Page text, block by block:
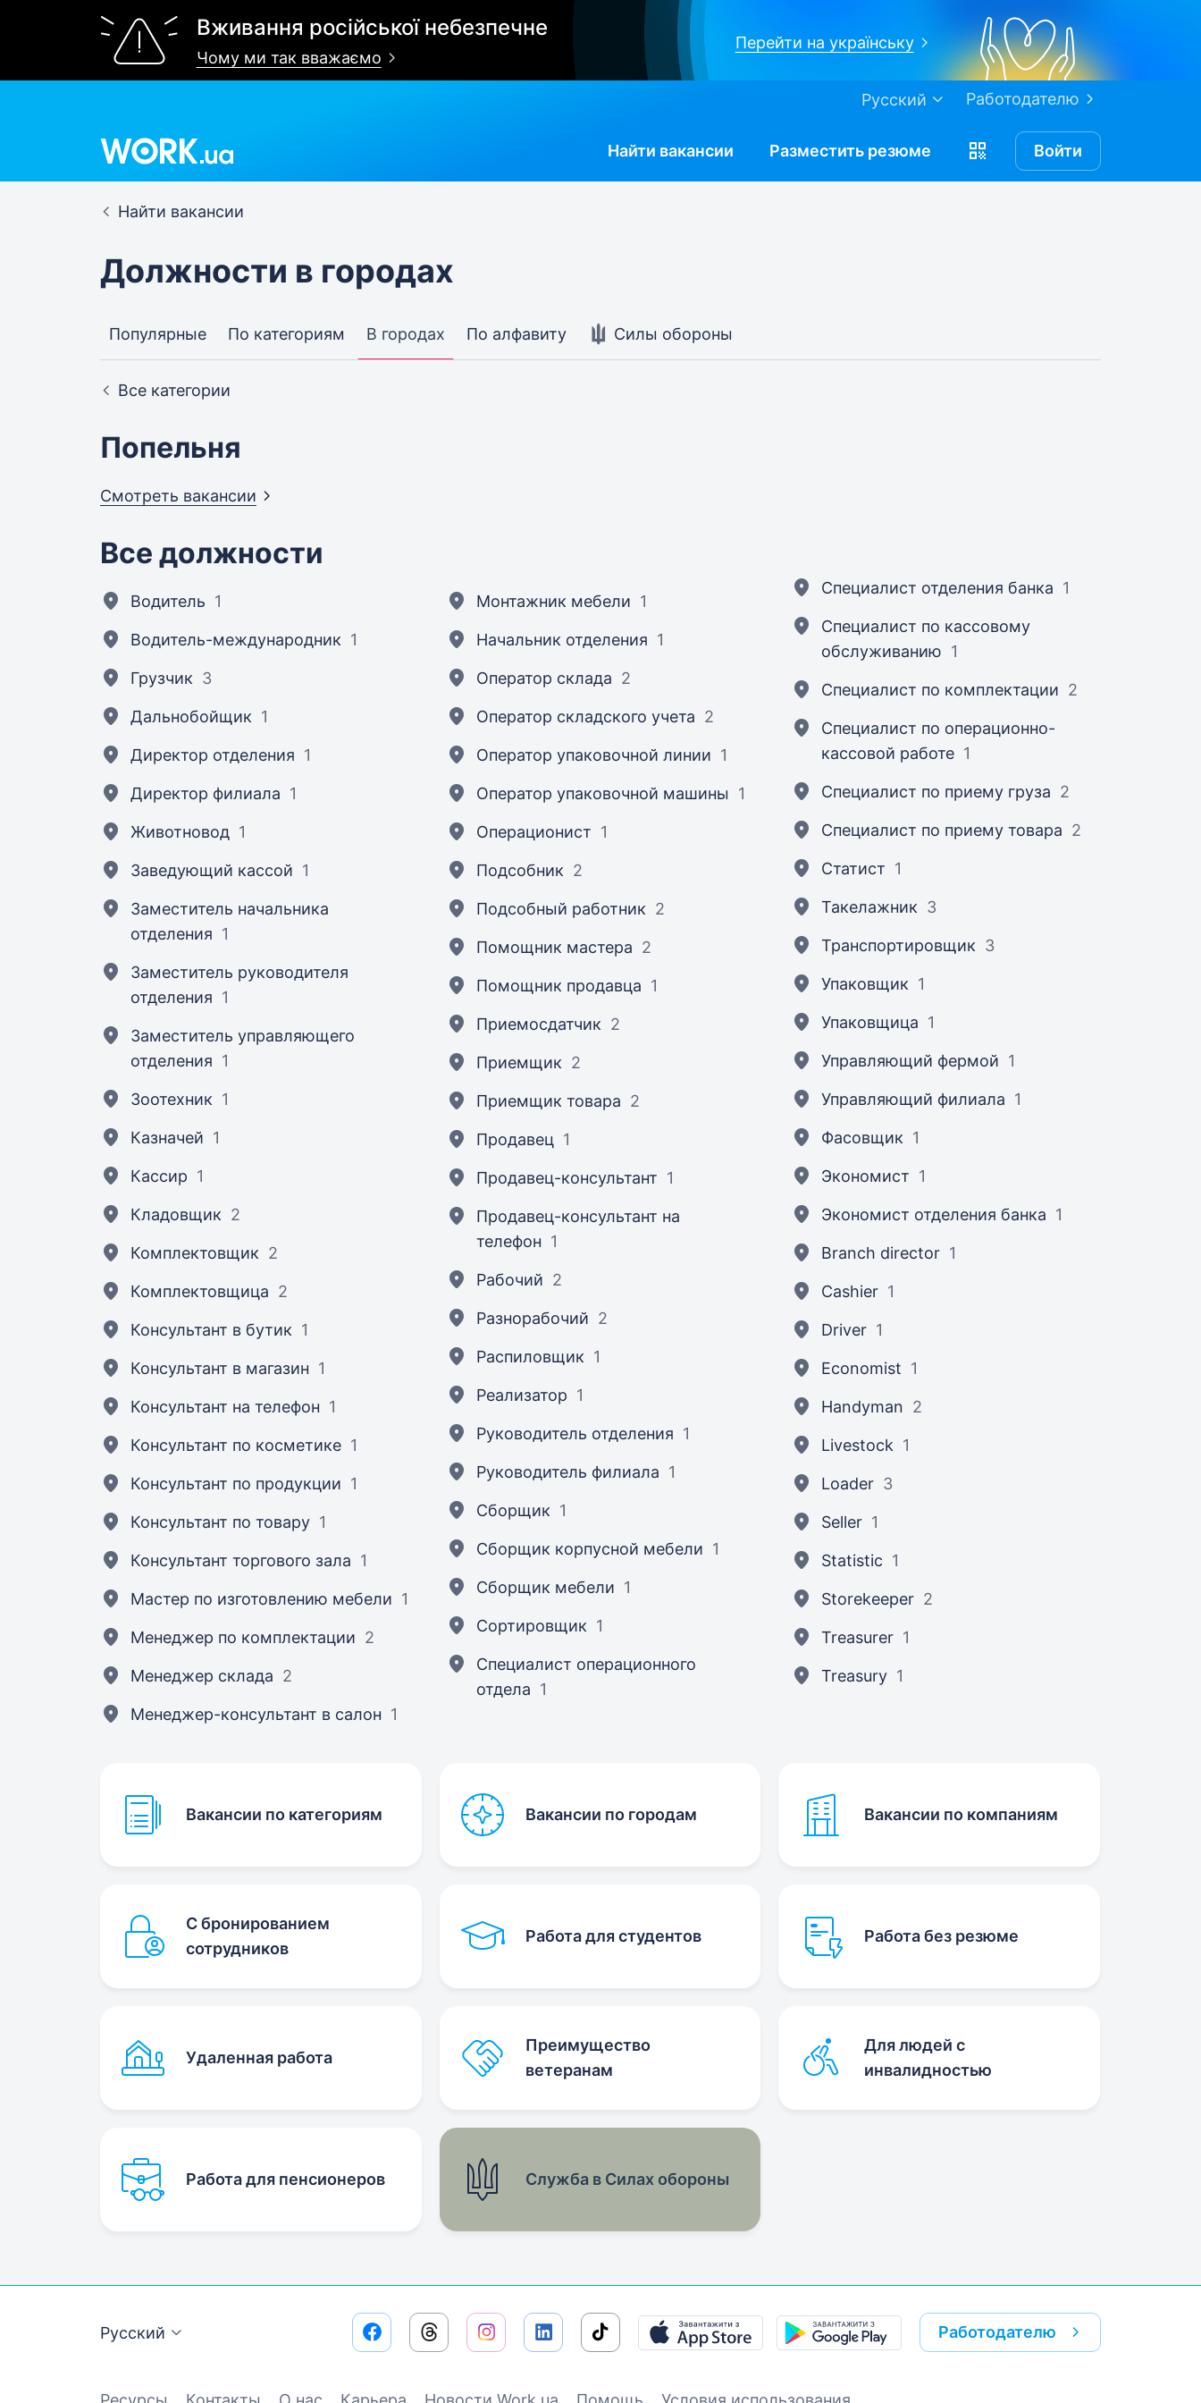
Вживання російської небезпечне
Чому ми так вважаємо
Перейти на українську
Работодателю
Русский
Найти вакансии Разместить резюме Войти
Найти вакансии
Должности в городах
Популярные По категориям В городах По алфавиту Силы обороны
Все категории
Попельня
Смотреть вакансии
Все должности
Водитель 1
Водитель-международник 1
Грузчик 3
Дальнобойщик 1
Директор отделения 1
Директор филиала 1
Животновод 1
Заведующий кассой 1
Заместитель начальника
отделения 1
Заместитель руководителя
отделения 1
Заместитель управляющего
отделения 1
Зоотехник 1
Казначей 1
Кассир 1
Кладовщик 2
Комплектовщик 2
Комплектовщица 2
Консультант в бутик 1
Консультант в магазин 1
Консультант на телефон 1
Консультант по косметике 1
Консультант по продукции 1
Консультант по товару 1
Консультант торгового зала 1
Мастер по изготовлению мебели 1
Менеджер по комплектации 2
Менеджер склада 2
Менеджер-консультант в салон 1
Монтажник мебели 1
Начальник отделения 1
Оператор склада 2
Оператор складского учета 2
Оператор упаковочной линии 1
Оператор упаковочной машины 1
Операционист 1
Подсобник 2
Подсобный работник 2
Помощник мастера 2
Помощник продавца 1
Приемосдатчик 2
Приемщик 2
Приемщик товара 2
Продавец 1
Продавец-консультант 1
Продавец-консультант на
телефон 1
Рабочий 2
Разнорабочий 2
Распиловщик 1
Реализатор 1
Руководитель отделения 1
Руководитель филиала 1
Сборщик 1
Сборщик корпусной мебели 1
Сборщик мебели 1
Сортировщик 1
Специалист операционного
отдела 1
Специалист отделения банка 1
Специалист по кассовому
обслуживанию 1
Специалист по комплектации 2
Специалист по операционно-
кассовой работе 1
Специалист по приему груза 2
Специалист по приему товара 2
Статист 1
Такелажник 3
Транспортировщик 3
Упаковщик 1
Упаковщица 1
Управляющий фермой 1
Управляющий филиала 1
Фасовщик 1
Экономист 1
Экономист отделения банка 1
Branch director 1
Cashier 1
Driver 1
Economist 1
Handyman 2
Livestock 1
Loader 3
Seller 1
Statistic 1
Storekeeper 2
Treasurer 1
Treasury 1
Вакансии по категориям Вакансии по городам Вакансии по компаниям
С бронированием
сотрудников
Работа для студентов Работа без резюме
Удаленная работа
Преимущество
ветеранам
Для людей с
инвалидностью
Работа для пенсионеров Служба в Силах обороны
Русский Работодателю